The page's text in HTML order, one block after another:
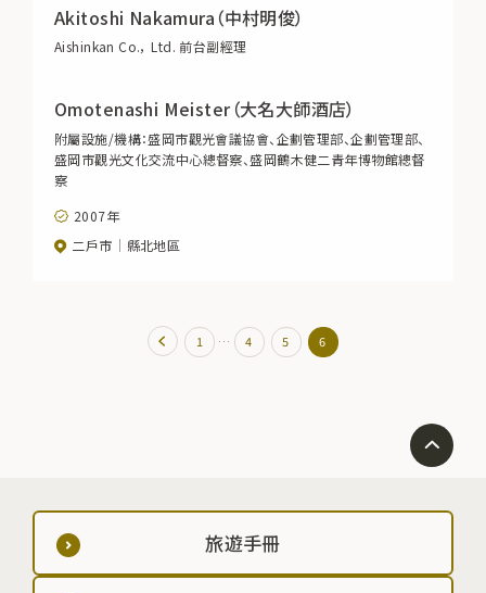
Akitoshi Nakamura（中村明俊）
Aishinkan Co.， Ltd. 前台副經理
Omotenashi Meister（大名大師酒店）
附屬設施/機構：盛岡市觀光會議協會、企劃管理部、企劃管理部、
盛岡市觀光文化交流中心總督察、盛岡鶴木健二青年博物館總督
察
2007年
二戶市
縣北地區
1 … 4 5 6
旅遊手冊